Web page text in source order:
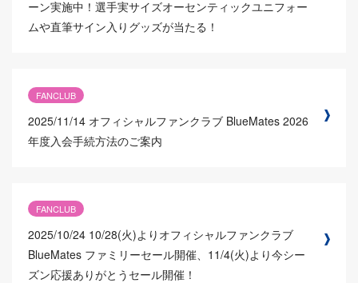
ーン実施中！選手実サイズオーセンティックユニフォー
ムや直筆サイン入りグッズが当たる！
FANCLUB
2025/11/14 オフィシャルファンクラブ BlueMates 2026
年度入会手続方法のご案内
FANCLUB
2025/10/24 10/28(火)よりオフィシャルファンクラブ
BlueMates ファミリーセール開催、11/4(火)より今シー
ズン応援ありがとうセール開催！